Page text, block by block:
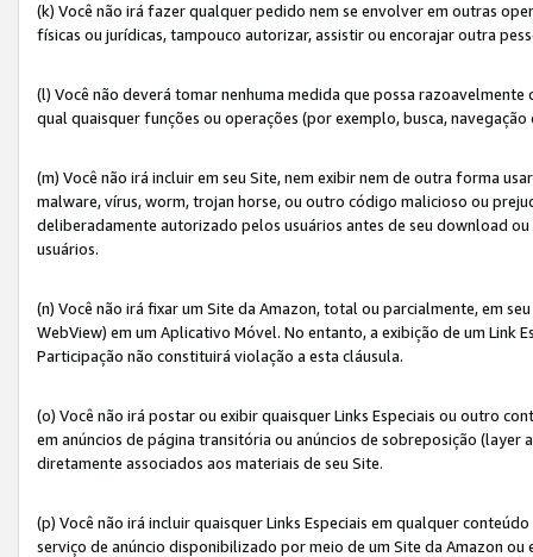
(k) Você não irá fazer qualquer pedido nem se envolver em outras
físicas ou jurídicas, tampouco autorizar, assistir ou encorajar outra
(l) Você não deverá tomar nenhuma medida que possa
qual quaisquer funções ou operações (por exemplo, busca,
(m) Você não irá incluir em seu Site, nem exibir nem de outra forma
malware, vírus, worm, trojan horse, ou outro código malicioso ou
deliberadamente autorizado pelos usuários antes de seu download
usuários.
(n) Você não irá fixar um Site da Amazon, total ou parcialmente, em
WebView) em um Aplicativo Móvel. No entanto, a exibição de um Link
Participação não constituirá violação a esta cláusula.
(o) Você não irá postar ou exibir quaisquer Links Especiais ou outro
em anúncios de página transitória ou anúncios de sobreposição
diretamente associados aos materiais de seu Site.
(p) Você não irá incluir quaisquer Links Especiais em qualquer
serviço de anúncio disponibilizado por meio de um Site da Amazon